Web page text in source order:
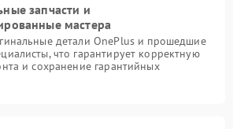
запчасти и
мастера
детали OnePlus и прошедшие
что гарантирует корректную
и сохранение гарантийных